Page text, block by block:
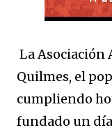
La Asociación
Quilmes, el
cumpliendo
fundado un día